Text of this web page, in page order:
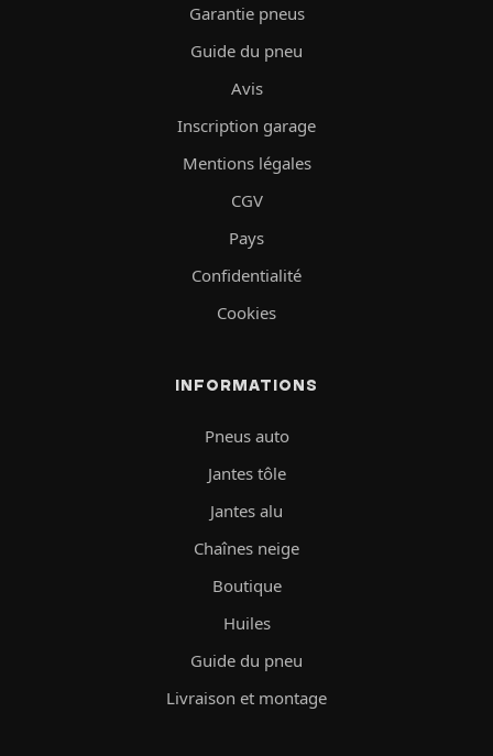
Garantie pneus
Guide du pneu
Avis
Inscription garage
Mentions légales
CGV
Pays
Confidentialité
Cookies
INFORMATIONS
Pneus auto
Jantes tôle
Jantes alu
Chaînes neige
Boutique
Huiles
Guide du pneu
Livraison et montage